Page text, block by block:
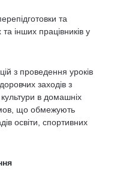
та
та інших працівників у
з проведення уроків
заходів з
в домашніх
що обмежують
освіти, спортивних